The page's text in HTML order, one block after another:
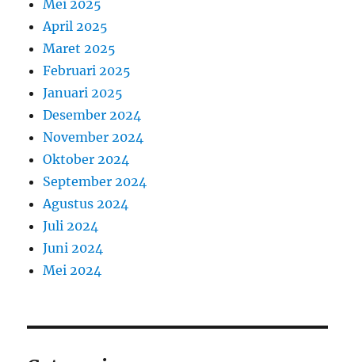
Mei 2025
April 2025
Maret 2025
Februari 2025
Januari 2025
Desember 2024
November 2024
Oktober 2024
September 2024
Agustus 2024
Juli 2024
Juni 2024
Mei 2024